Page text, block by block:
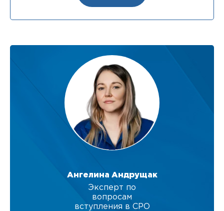
Ангелина Андрущак
Эксперт по
вопросам
вступления в СРО